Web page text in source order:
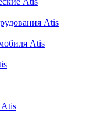
Atis
Atis